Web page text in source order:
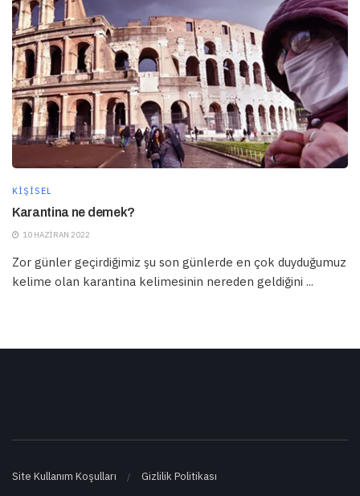
KIŞISEL
Karantina ne demek?
10 HAZIRAN 2022
Zor günler geçirdiğimiz şu son günlerde en çok duyduğumuz
kelime olan karantina kelimesinin nereden geldiğini ...
Site Kullanım Koşulları Gizlilik Politikası